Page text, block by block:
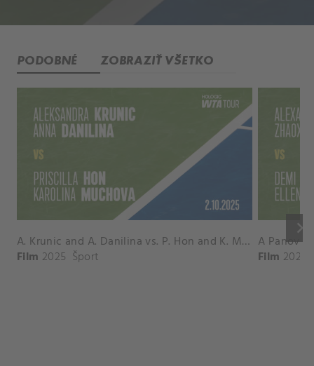
PODOBNÉ ZOBRAZIŤ VŠETKO
keyboard_arrow_right
A. Krunic and A. Danilina vs. P. Hon and K. Muchova Match Highlights - BEIJING_Capital Group Diamond ( October 02, 2025)
Film 2025 Šport Film 2026